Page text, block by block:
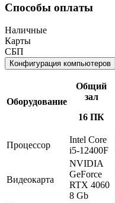
Способы оплаты
Наличные
Карты
СБП
Конфигурация компьютеров
Оборудование
Общий
зал
16 ПК
Процессор
Intel Core
i5-12400F
Видеокарта
NVIDIA
GeForce
RTX 4060
8 Gb